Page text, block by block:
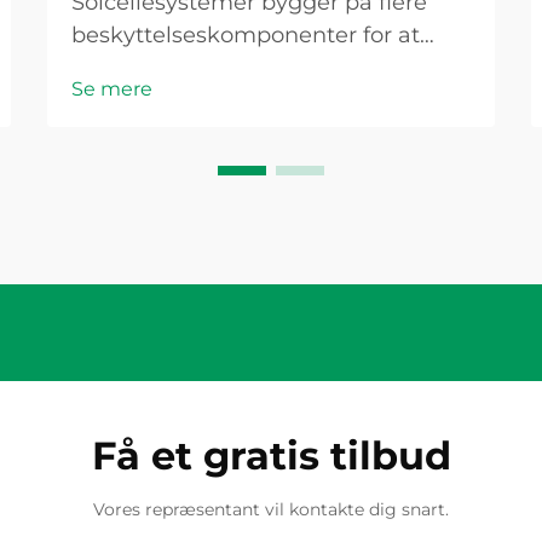
beskyttelseskomponenter for at
PV-sikringen fungerer som en
overstrømsforhold, der kunne
Se mere
Få et gratis tilbud
Vores repræsentant vil kontakte dig snart.